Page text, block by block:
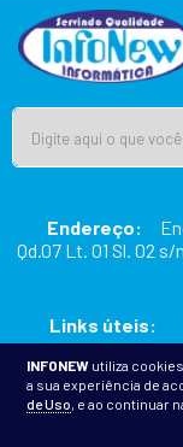
INFONEW utiliza
a sua experiência de
de Uso, e ao continuar
Endereço:
Qd.07 Lt. 01 Sl. 02
Links úteis: